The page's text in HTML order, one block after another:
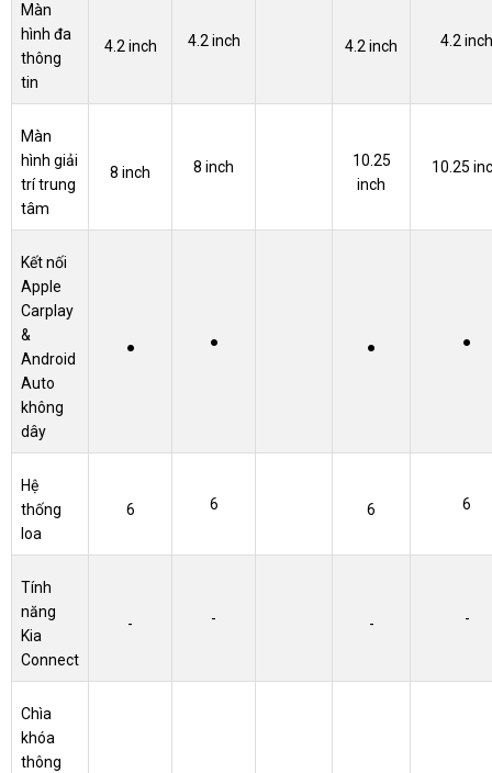
Màn
hình đa
thông
tin
4.2 inch 4.2 inch 4.2 inch 4.2 inch
Màn
hình giải
trí trung
tâm
8 inch 8 inch
10.25
inch
10.25
Kết nối
Apple
Carplay
&
Android
Auto
không
dây
● ● ● ●
Hệ
thống
loa
6 6 6 6
Tính
năng
Kia
Connect
- - - -
Chìa
khóa
thông